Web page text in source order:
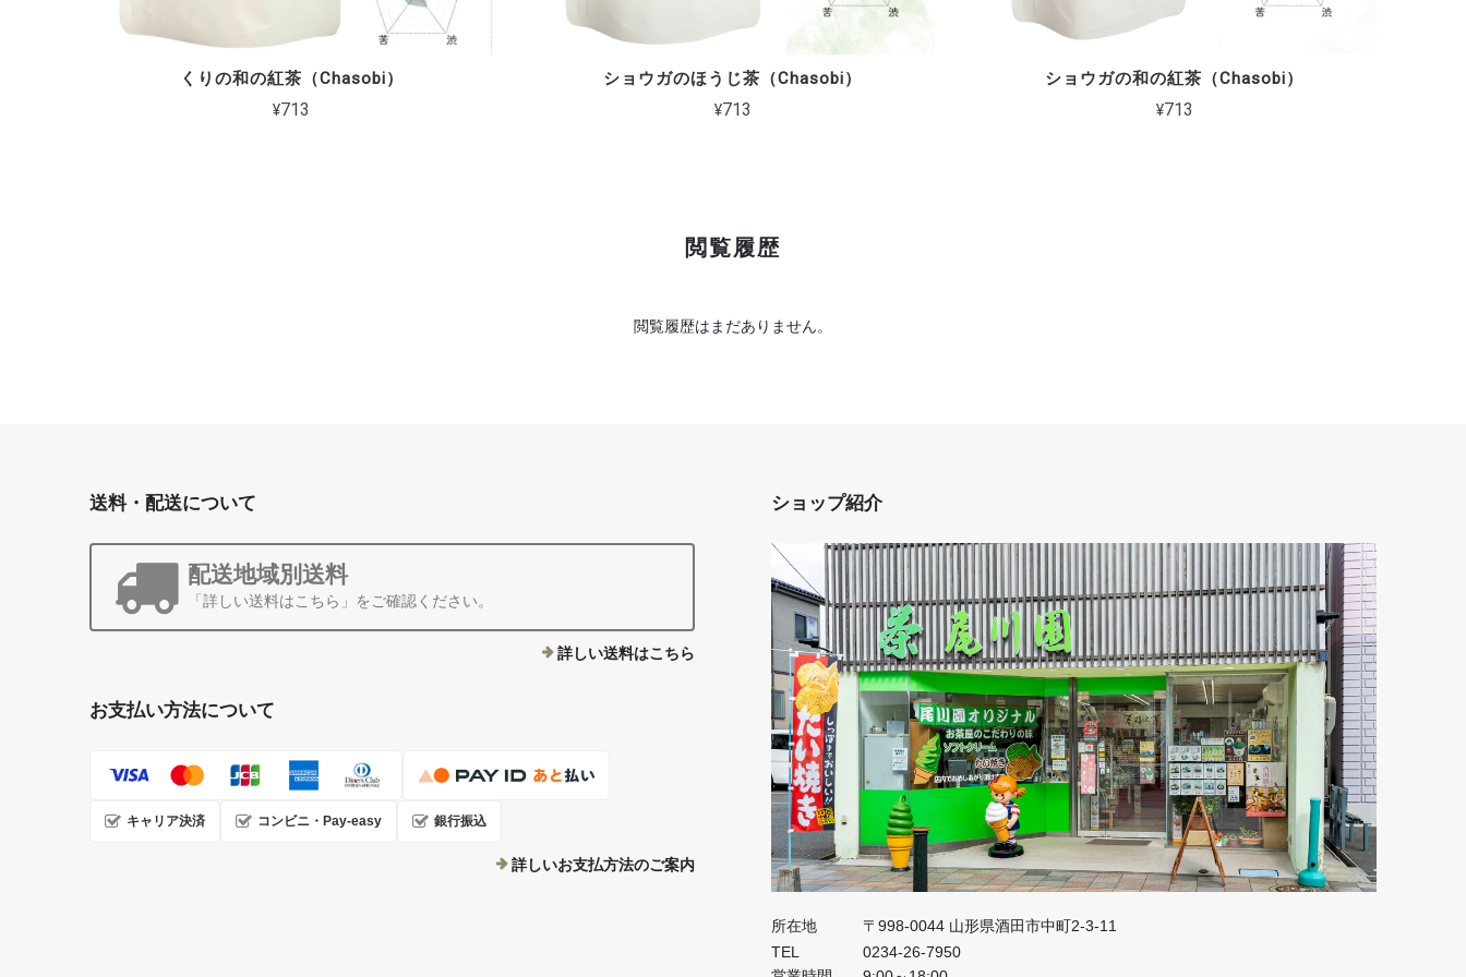
くりの和の紅茶（Chasobi）
¥713
ショウガのほうじ茶（Chasobi）
¥713
ショウガの和の紅茶（Chasobi）
¥713
閲覧履歴
閲覧履歴はまだありません。
送料・配送について
配送地域別送料
「詳しい送料はこちら」をご確認ください。
詳しい送料はこちら
お支払い方法について
キャリア決済 コンビニ・Pay-easy 銀行振込
詳しいお支払方法のご案内
ショップ紹介
所在地
〒998-0044 山形県酒田市中町2-3-11
TEL
0234-26-7950